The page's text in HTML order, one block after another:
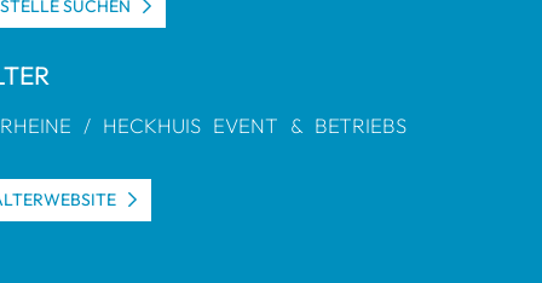
SUCHEN
/ HECK­HUIS EVENT & BETRIEBS